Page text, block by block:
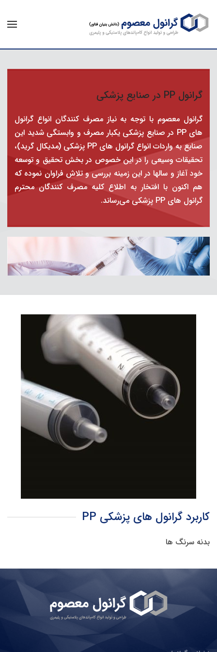
گرانول PP در صنایع پزشکی
گرانول معصوم با توجه به نیاز مصرف كنندگان انواع گرانول
های PP در صنایع پزشكی یكبار مصرف و وابستگی شدید این
صنایع به واردات انواع گرانول های PP پزشكی (مدیكال گرید)،
تحقیقات وسیعی را در این خصوص در بخش تحقیق و توسعه
خود آغاز و سالها در این زمینه بررسی و تلاش فراوان نموده كه
هم اكنون با افتخار به اطلاع كلیه مصرف كنندگان محترم
گرانول های PP پزشکی می‌رساند.
کاربرد گرانول های پزشكی PP
بدنه سرنگ ها